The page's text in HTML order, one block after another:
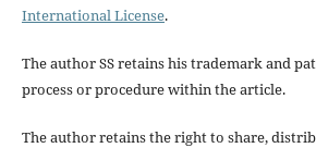
International License.
The author SS retains his trademark and
process or procedure within the article.
The author retains the right to share,